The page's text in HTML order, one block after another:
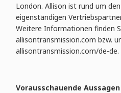
London. Allison ist rund um
eigenständigen
Weitere Informationen finden
allisontransmission.com bzw.
allisontransmission.com/de-de.
Vorausschauende Aussagen